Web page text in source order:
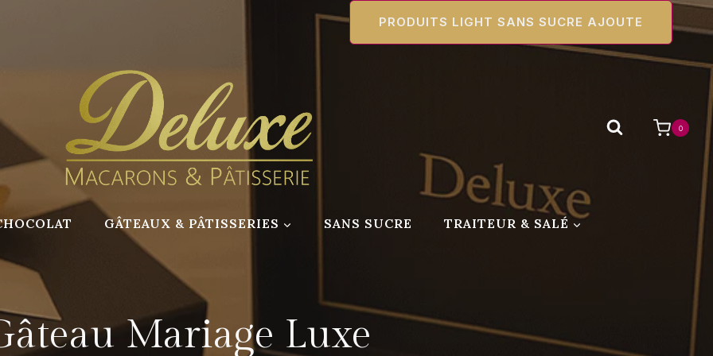
PRODUITS LIGHT SANS SUCRE AJOUTE
0
GÂTEAUX & PÂTISSERIES SANS SUCRE TRAITEUR & SALÉ
Mariage Luxe